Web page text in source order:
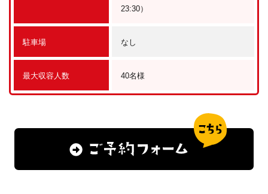
23:30）
駐車場 なし
最大収容人数 40名様